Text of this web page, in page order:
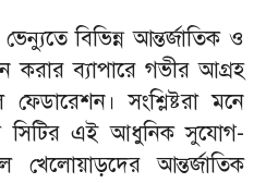
বিভিন্ন আন্তর্জাতিক ও
করার ব্যাপারে গভীর আগ্রহ
সংশ্লিষ্টরা মনে
সিটির এই আধুনিক সুযোগ-
খেলোয়াড়দের আন্তর্জাতিক